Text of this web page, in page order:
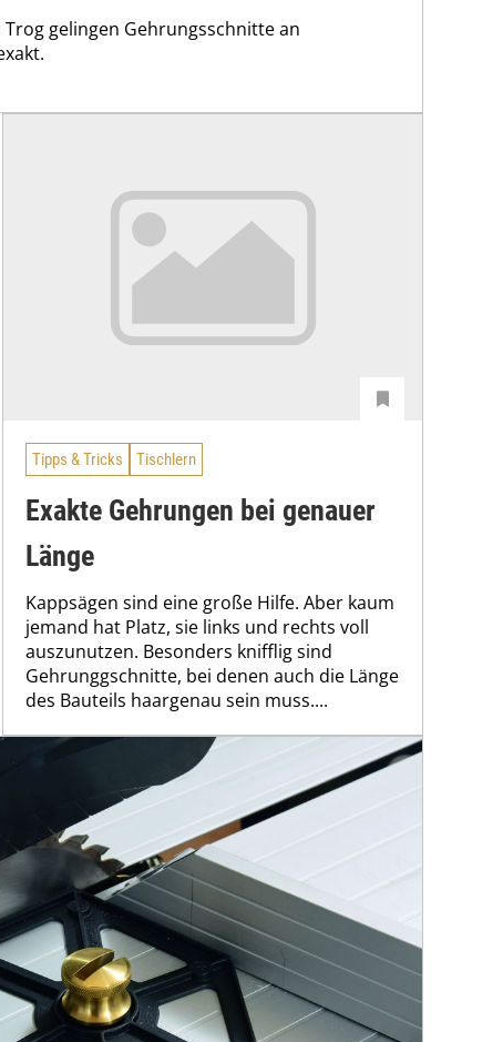
gelingen Gehrungsschnitte an
Tipps & Tricks Tischlern
Exakte Gehrungen bei genauer
Länge
Kappsägen sind eine große Hilfe. Aber kaum
jemand hat Platz, sie links und rechts voll
auszunutzen. Besonders knifflig sind
Gehrunggschnitte, bei denen auch die Länge
des Bauteils haargenau sein muss....